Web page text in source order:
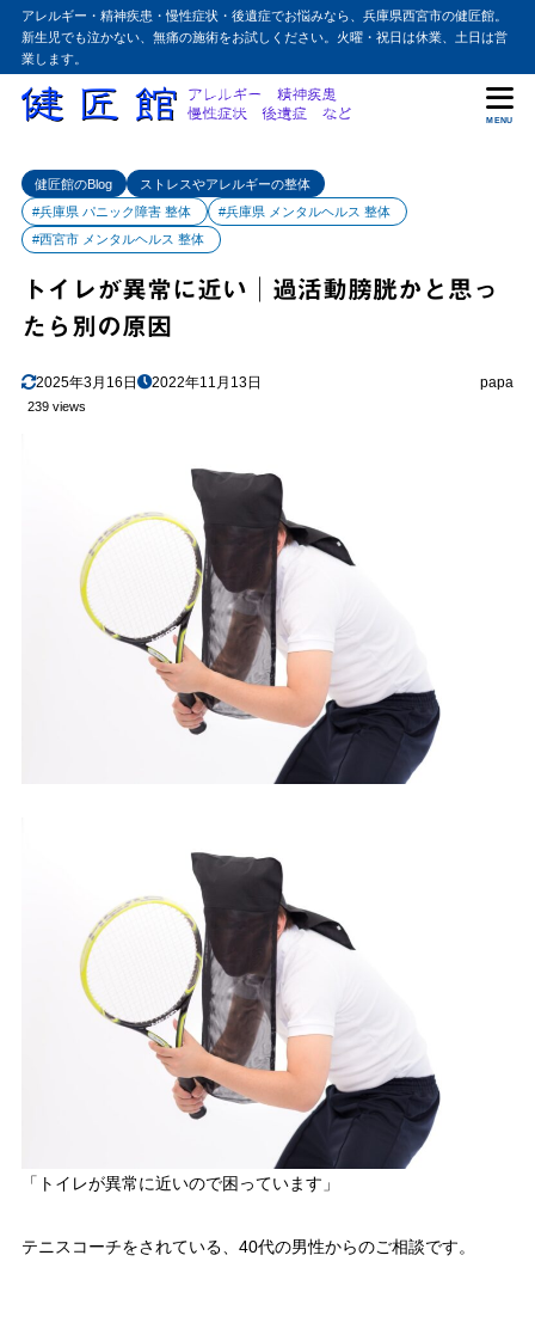
アレルギー・精神疾患・慢性症状・後遺症でお悩みなら、兵庫県西宮市の健匠館。
新生児でも泣かない、無痛の施術をお試しください。火曜・祝日は休業、土日は営
業します。
MENU
健匠館のBlog
ストレスやアレルギーの整体
#兵庫県 パニック障害 整体
#兵庫県 メンタルヘルス 整体
#西宮市 メンタルヘルス 整体
トイレが異常に近い│過活動膀胱かと思っ
たら別の原因
2025年3月16日 2022年11月13日 papa
239 views
「トイレが異常に近いので困っています」
テニスコーチをされている、40代の男性からのご相談です。